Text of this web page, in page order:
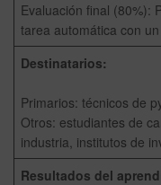
Evaluación final (80%):
tarea automática con
Destinatarios:
Primarios: técnicos de
Otros: estudiantes de
industria, institutos de
Resultados del